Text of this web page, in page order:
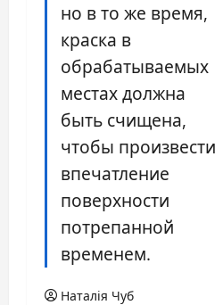
но в то же время,
краска в
обрабатываемых
местах должна
быть счищена,
чтобы произвести
впечатление
поверхности
потрепанной
временем.
Наталія Чуб